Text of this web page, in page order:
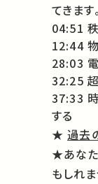
てきます。
04:51
12:44
28:03
32:25
37:33
する
★過去
★あなた
もしれま